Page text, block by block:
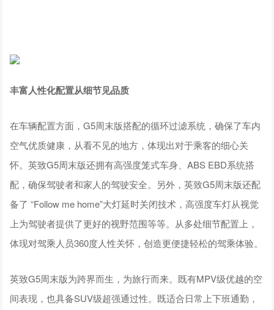
丰富人性化配置从细节见品质
在车辆配置方面，G5周末版搭配的循环过滤系统，确保了车内
空气优质健康，从看不见的地方，体现出对于乘客的细心关
怀。英致G5周末版还拥有高强度笼式车身、ABS EBD系统搭
配，确保驾驶者和家人的驾驶安全。另外，英致G5周末版还配
备了 “Follow me home”大灯延时关闭技术，高强度车灯从视觉
上为驾驶者提供了更好的视野范围等等。从多处细节配置上，
体现对驾乘人员360度人性关怀，创造更便捷轻松的驾乘体验。
英致G5周末版为跨界而生，为旅行而来。既有MPV级优越的空
间表现，也具备SUV级超强通过性。既适合日常上下班通勤，